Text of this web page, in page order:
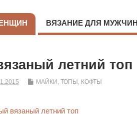
ВЯЗАНИЕ ДЛЯ МУЖЧИН
летний топ
МАЙКИ, ТОПЫ, КОФТЫ